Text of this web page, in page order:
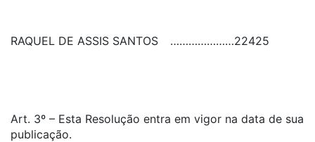
RAQUEL DE ASSIS SANTOS …………………22425
Art. 3º – Esta Resolução entra em vigor na data de sua
publicação.